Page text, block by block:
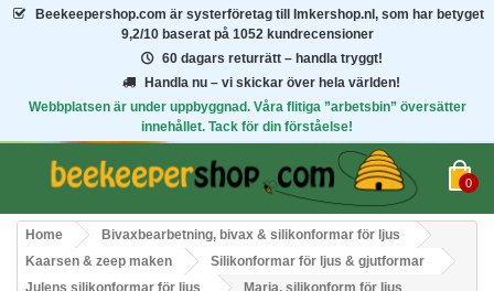
Beekeepershop.com är systerföretag till Imkershop.nl, som har betyget
9,2/10 baserat på 1052 kundrecensioner
60 dagars returrätt – handla tryggt!
Handla nu – vi skickar över hela världen!
Webbplatsen är under uppbyggnad. Våra flitiga ”arbetsbin” översätter
innehållet. Tack för din förståelse!
0
Home
Bivaxbearbetning, bivax & silikonformar för ljus
Kaarsen & zeep maken
Silikonformar för ljus & gjutformar
Julens silikonformar för ljus
Maria, silikonform för ljus